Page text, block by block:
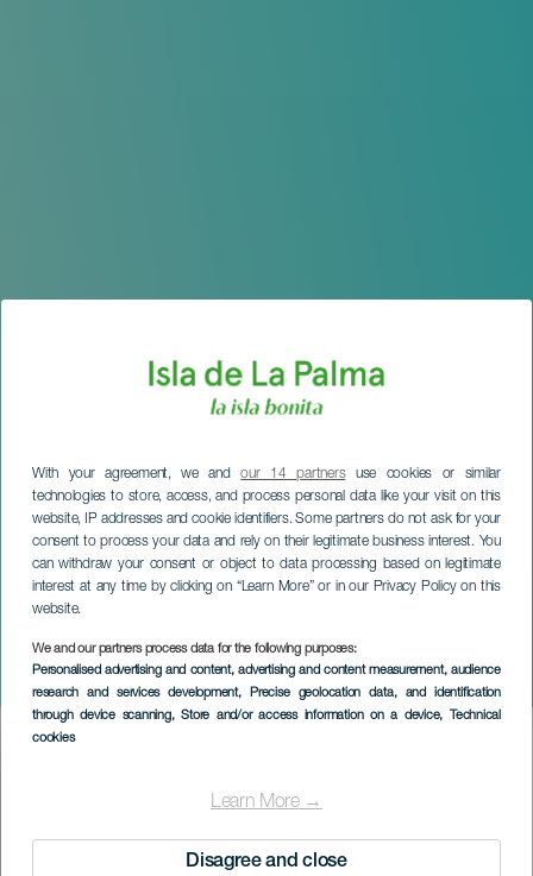
With your agreement, we andour 14 partnersuse cookies or similar
technologies to store, access, and process personal data like your visit on this
website, IP addresses and cookie identifiers. Some partners do not ask for your
consent to process your data and rely on their legitimate business interest. You
can withdraw your consent or object to data processing based on legitimate
interest at any time by clicking on “Learn More” or in our Privacy Policy on this
website.
We and our partners process data for the following purposes:
Personalised advertising and content, advertising and content measurement, audience
research and services development, Precise geolocation data, and identification
through device scanning, Store and/or access information on a device, Technical
cookies
Learn More →
Disagree and close
Parykfesten i El Paso
LA PALMA
Imagen